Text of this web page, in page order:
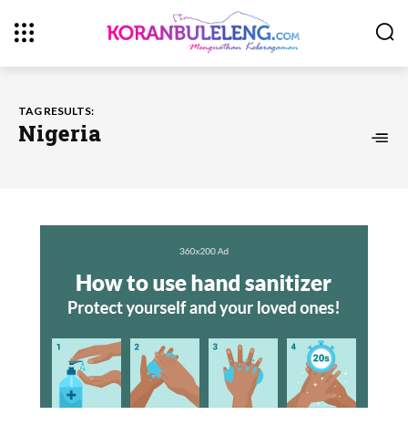
TAG RESULTS:
Nigeria